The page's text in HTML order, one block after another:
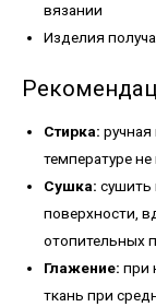
вязании
Изделия
Стирка:
температуре
Сушка: сушить
поверхности,
отопительных
Глажение: при
ткань при